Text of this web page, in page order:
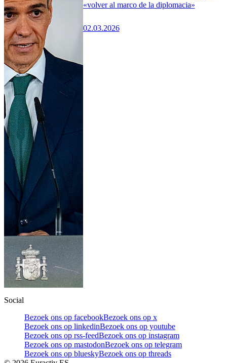
«volver al marco de la diplomacia»
02.03.2026
Social
Bezoek ons op facebookBezoek ons op x
Bezoek ons op linkedinBezoek ons op youtube
Bezoek ons op rss-feedBezoek ons op instagram
Bezoek ons op mastodonBezoek ons op telegram
Bezoek ons op blueskyBezoek ons op threads